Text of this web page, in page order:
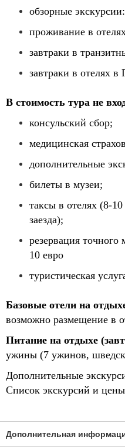
обзорные
проживание в
завтраки в
завтраки в отелях в
В стоимость тура не
консульский сбор;
медицинская
дополнительные
билеты в музеи;
таксы в отелях (8-
заезда);
резервация точного
10 евро
туристическая
Базовые отели на
возможно размещение в
Питание на отдыхе
ужины (7 ужинов,
Дополнительные
Список экскурсий и
Дополнительная